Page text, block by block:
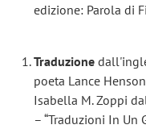
edizione: Parola di
Traduzione
poeta Lance
Isabella M. Zoppi
– “Traduzioni In Un